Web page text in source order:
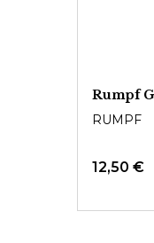
Rumpf
RUMPF
12,50 €